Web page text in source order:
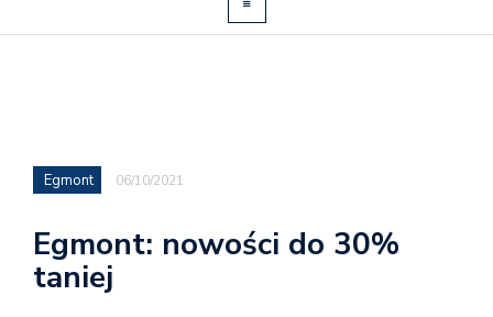
Egmont 06/10/2021
Egmont: nowości do 30%
taniej